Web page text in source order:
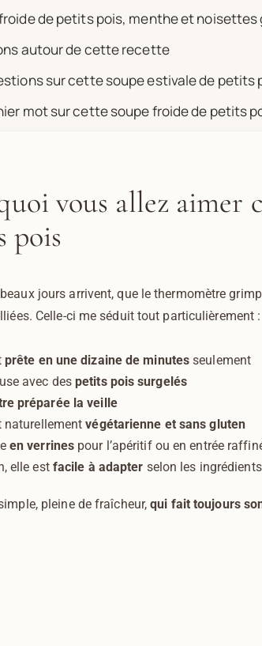
de petits pois, menthe et noisettes
autour de cette recette
sur cette soupe estivale de petits
mot sur cette soupe froide de petits
vous allez aimer
pois
jours arrivent, que le thermomètre
Celle-ci me séduit tout particulièrement :
prête en une dizaine de minutes seulement
avec des petits pois surgelés
préparée la veille
naturellementvégétarienne et sans gluten
en verrines pour l’apéritif ou en entrée
elle est facile à adapter selon les
pleine de fraîcheur,qui fait toujours